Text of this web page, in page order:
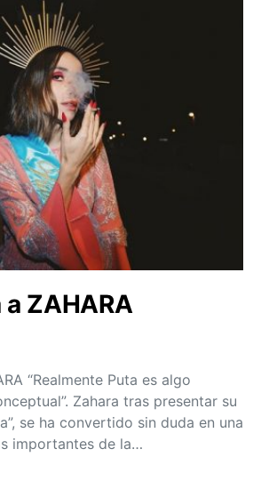
ZAHARA
“Realmente Puta es algo
Zahara tras presentar su
se ha convertido sin duda en una
importantes de la…